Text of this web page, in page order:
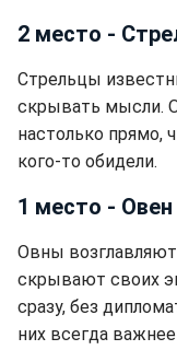
2 место -
Стрельцы
скрывать мысли.
настолько прямо,
кого-то обидели.
1 место - Овен
Овны возглавляют
скрывают своих
сразу, без
них всегда